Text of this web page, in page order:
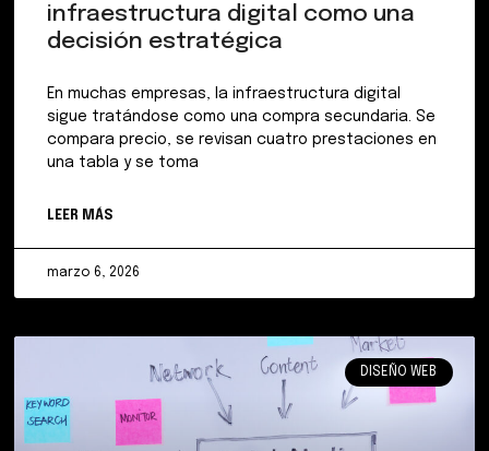
infraestructura digital como una
decisión estratégica
En muchas empresas, la infraestructura digital
sigue tratándose como una compra secundaria. Se
compara precio, se revisan cuatro prestaciones en
una tabla y se toma
LEER MÁS
marzo 6, 2026
DISEÑO WEB